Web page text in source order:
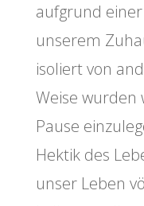
aufgrund
unserem
isoliert von
Weise wurden
Pause
Hektik des
unser Leben